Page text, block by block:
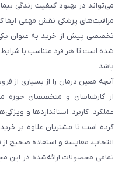
می‌تواند در بهبود کیفیت زندگی
مراقبت‌های پزشکی نقش مهمی ایفا
تخصصی پیش از خرید به عنوان یکی
شده است تا هر فرد متناسب با شرایط
باشد.
آنچه معین درمان را از بسیاری از
از کارشناسان و متخصصان
عملکرد، کاربرد، استانداردها و
کرده است تا مشتریان علاوه بر
انتخاب، مقایسه و استفاده صحیح
تمامی محصولات ارائه‌شده در این